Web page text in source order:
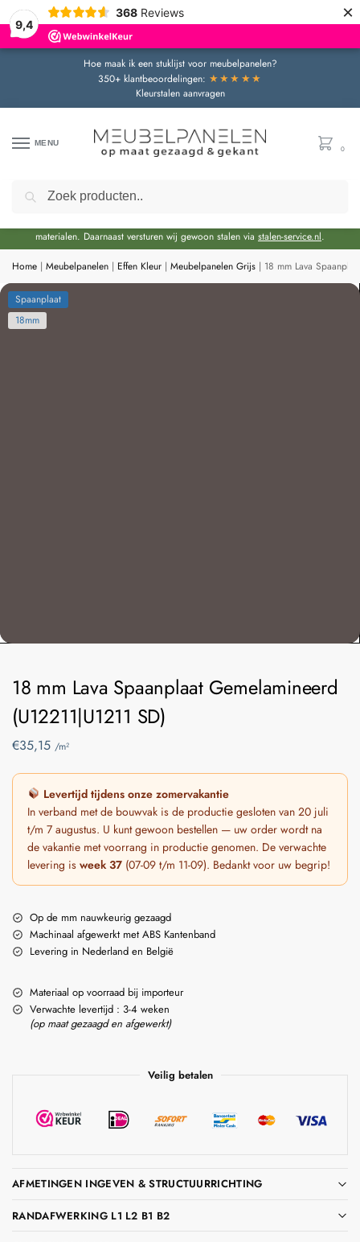
9,4
368 Reviews ×
Hoe maak ik een stuklijst voor meubelpanelen?
350+ klantbeoordelingen: ★★★★★
Kleurstalen aanvragen
MENU
0
Door de bouwvakperiode geldt momenteel een extra levertijd van circa 3 weken
materialen. Daarnaast versturen wij gewoon stalen via stalen-service.nl.
Home | Meubelpanelen | Effen Kleur | Meubelpanelen Grijs | 18 mm Lava
Spaanplaat
18mm
18 mm Lava Spaanplaat Gemelamineerd
(U12211|U1211 SD)
€35,15 /m²
Levertijd tijdens onze zomervakantie
In verband met de bouwvak is de productie gesloten van 20 juli
t/m 7 augustus. U kunt gewoon bestellen — uw order wordt na
de vakantie met voorrang in productie genomen. De verwachte
levering is week 37 (07-09 t/m 11-09). Bedankt voor uw begrip!
Op de mm nauwkeurig gezaagd
Machinaal afgewerkt met ABS Kantenband
Levering in Nederland en België
Materiaal op voorraad bij importeur
Verwachte levertijd : 3-4 weken
(op maat gezaagd en afgewerkt)
Veilig betalen
AFMETINGEN INGEVEN & STRUCTUURRICHTING
RANDAFWERKING L1 L2 B1 B2